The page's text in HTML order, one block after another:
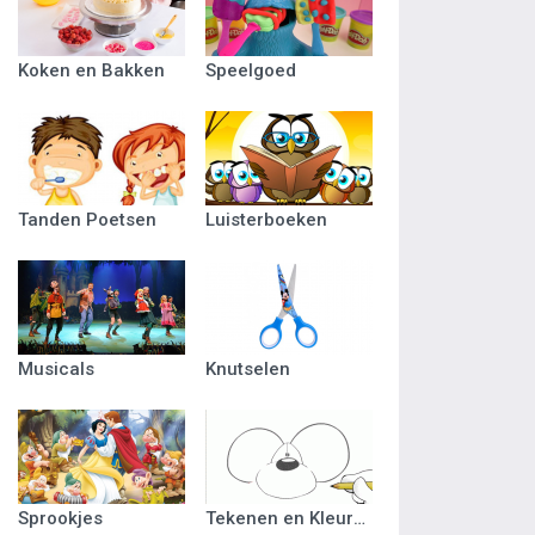
Koken en Bakken Speelgoed
Tanden Poetsen Luisterboeken
Musicals Knutselen
Sprookjes Tekenen en Kleuren